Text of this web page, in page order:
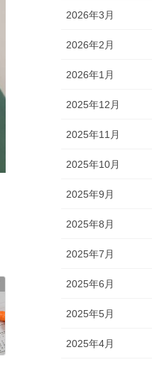
2026年3月
2026年2月
2026年1月
2025年12月
2025年11月
2025年10月
2025年9月
2025年8月
2025年7月
2025年6月
2025年5月
2025年4月